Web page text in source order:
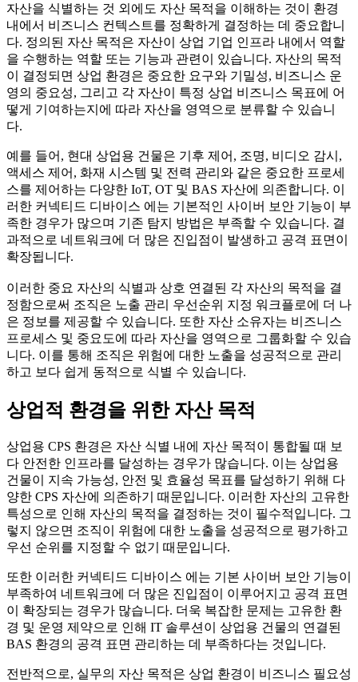
자산을 식별하는 것 외에도 자산 목적을 이해하는 것이 환경
내에서 비즈니스 컨텍스트를 정확하게 결정하는 데 중요합니
다. 정의된 자산 목적은 자산이 상업 기업 인프라 내에서 역할
을 수행하는 역할 또는 기능과 관련이 있습니다. 자산의 목적
이 결정되면 상업 환경은 중요한 요구와 기밀성, 비즈니스 운
영의 중요성, 그리고 각 자산이 특정 상업 비즈니스 목표에 어
떻게 기여하는지에 따라 자산을 영역으로 분류할 수 있습니
다.
예를 들어, 현대 상업용 건물은 기후 제어, 조명, 비디오 감시,
액세스 제어, 화재 시스템 및 전력 관리와 같은 중요한 프로세
스를 제어하는 다양한 IoT, OT 및 BAS 자산에 의존합니다. 이
러한 커넥티드 디바이스 에는 기본적인 사이버 보안 기능이 부
족한 경우가 많으며 기존 탐지 방법은 부족할 수 있습니다. 결
과적으로 네트워크에 더 많은 진입점이 발생하고 공격 표면이
확장됩니다.
이러한 중요 자산의 식별과 상호 연결된 각 자산의 목적을 결
정함으로써 조직은 노출 관리 우선순위 지정 워크플로에 더 나
은 정보를 제공할 수 있습니다. 또한 자산 소유자는 비즈니스
프로세스 및 중요도에 따라 자산을 영역으로 그룹화할 수 있습
니다. 이를 통해 조직은 위험에 대한 노출을 성공적으로 관리
하고 보다 쉽게 동적으로 식별 수 있습니다.
상업적 환경을 위한 자산 목적
상업용 CPS 환경은 자산 식별 내에 자산 목적이 통합될 때 보
다 안전한 인프라를 달성하는 경우가 많습니다. 이는 상업용
건물이 지속 가능성, 안전 및 효율성 목표를 달성하기 위해 다
양한 CPS 자산에 의존하기 때문입니다. 이러한 자산의 고유한
특성으로 인해 자산의 목적을 결정하는 것이 필수적입니다. 그
렇지 않으면 조직이 위험에 대한 노출을 성공적으로 평가하고
우선 순위를 지정할 수 없기 때문입니다.
또한 이러한 커넥티드 디바이스 에는 기본 사이버 보안 기능이
부족하여 네트워크에 더 많은 진입점이 이루어지고 공격 표면
이 확장되는 경우가 많습니다. 더욱 복잡한 문제는 고유한 환
경 및 운영 제약으로 인해 IT 솔루션이 상업용 건물의 연결된
BAS 환경의 공격 표면 관리하는 데 부족하다는 것입니다.
전반적으로, 실무의 자산 목적은 상업 환경이 비즈니스 필요성